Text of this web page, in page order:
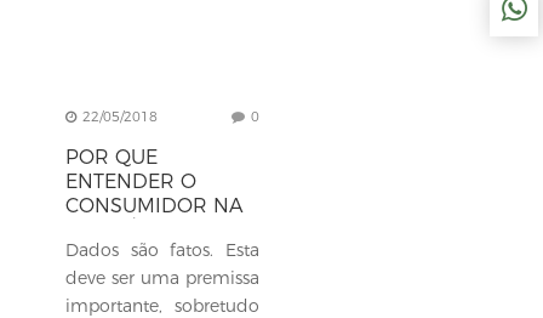
22/05/2018 0
POR QUE
ENTENDER O
CONSUMIDOR NA
E-COMMERCE?
Dados são fatos. Esta
deve ser uma premissa
importante, sobretudo